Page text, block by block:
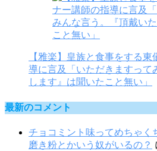
【雅楽】皇族と食事をする
導に言及「いただきますって
します』は聞いたこと無い」
最新のコメント
チョコミント味ってめちゃく
磨き粉とかいう奴がいるの？